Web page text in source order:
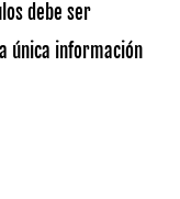
debe ser
única información